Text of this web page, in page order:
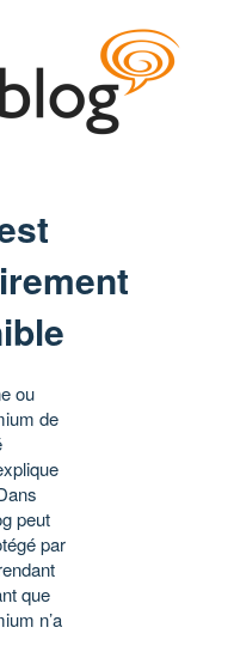
ou
de
peut
par
que
n’a